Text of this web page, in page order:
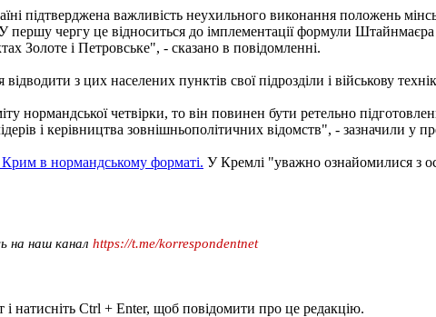
підтверджена важливість неухильного виконання положень
чергу це відноситься до імплементації формули Штайнмаєра
Золоте і Петровське", - сказано в повідомленні.
з цих населених пунктів свої підрозділи і військову
нормандської четвірки, то він повинен бути ретельно
і керівництва зовнішньополітичних відомств", - зазначили у
в нормандському форматі. У Кремлі "уважно ознайомилися з
на наш канал https://t.me/korrespondentnet
натисніть Ctrl + Enter, щоб повідомити про це редакцію.